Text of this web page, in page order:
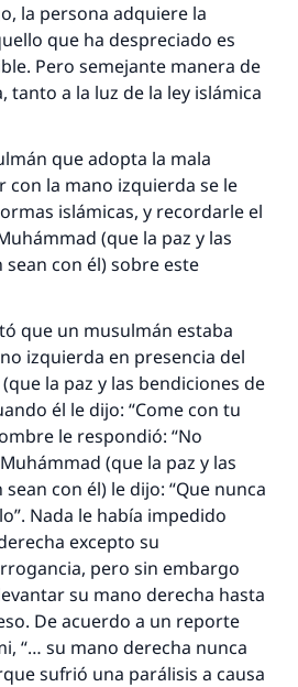
la persona adquiere la
que ha despreciado es
Pero semejante manera de
tanto a la luz de la ley islámica
que adopta la mala
con la mano izquierda se le
islámicas, y recordarle el
(que la paz y las
con él) sobre este
que un musulmán estaba
izquierda en presencia del
la paz y las bendiciones de
él le dijo: “Come con tu
le respondió: “No
(que la paz y las
con él) le dijo: “Que nunca
Nada le había impedido
excepto su
pero sin embargo
su mano derecha hasta
De acuerdo a un reporte
“… su mano derecha nunca
sufrió una parálisis a causa